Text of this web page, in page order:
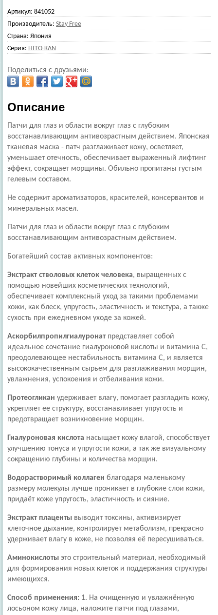
Артикул: 841052
Производитель: Stay Free
Страна: Япония
Серия: HITO-KAN
Поделиться с друзьями:
Описание
Патчи для глаз и области вокруг глаз с глубоким
восстанавливающим антивозрастным действием. Японская
тканевая маска - патч разглаживает кожу, осветляет,
уменьшает отечность, обеспечивает выраженный лифтинг
эффект, сокращает морщины. Обильно пропитаны густым
гелевым составом.
Не содержит ароматизаторов, красителей, консервантов и
минеральных масел.
Патчи для глаз и области вокруг глаз с глубоким
восстанавливающим антивозрастным действием.
Богатейший состав активных компонентов:
Экстракт стволовых клеток человека, выращенных с
помощью новейших косметических технологий,
обеспечивает комплексный уход за такими проблемами
кожи, как блеск, упругость, эластичность и текстура, а также
сухость при ежедневном уходе за кожей.
Аскорбилпропилгиалуронатпредставляет собой
идеальное сочетание гиалуроновой кислоты и витамина С,
преодолевающее нестабильность витамина С, и является
высококачественным сырьем для разглаживания морщин,
увлажнения, успокоения и отбеливания кожи.
Протеогликан удерживает влагу, помогает разгладить кожу,
укрепляет ее структуру, восстанавливает упругость и
предотвращает возникновение морщин.
Гиалуроновая кислота насыщает кожу влагой, способствует
улучшению тонуса и упругости кожи, а так же визуальному
сокращению глубины и количества морщин.
Водорастворимый коллаген благодаря маленькому
размеру молекулы лучше проникает в глубокие слои кожи,
придаёт коже упругость, эластичность и сияние.
Экстракт плаценты выводит токсины, активизирует
клеточное дыхание, контролирует метаболизм, прекрасно
удерживает влагу в коже, не позволяя её пересушиваться.
Аминокислоты это строительный материал, необходимый
для формирования новых клеток и поддержания структуры
имеющихся.
Способ применения: 1. На очищенную и увлажнённую
лосьоном кожу лица, наложите патчи под глазами,